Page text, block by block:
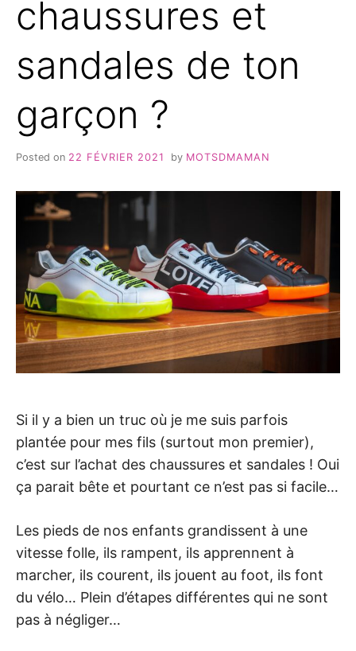
chaussures et
sandales de ton
garçon ?
Posted on 22 FÉVRIER 2021 by MOTSDMAMAN
Si il y a bien un truc où je me suis parfois
plantée pour mes fils (surtout mon premier),
c’est sur l’achat des chaussures et sandales ! Oui
ça parait bête et pourtant ce n’est pas si facile…
Les pieds de nos enfants grandissent à une
vitesse folle, ils rampent, ils apprennent à
marcher, ils courent, ils jouent au foot, ils font
du vélo… Plein d’étapes différentes qui ne sont
pas à négliger…